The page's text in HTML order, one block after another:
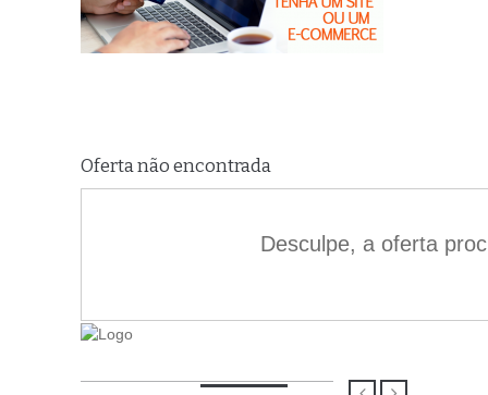
Oferta não encontrada
Desculpe, a oferta